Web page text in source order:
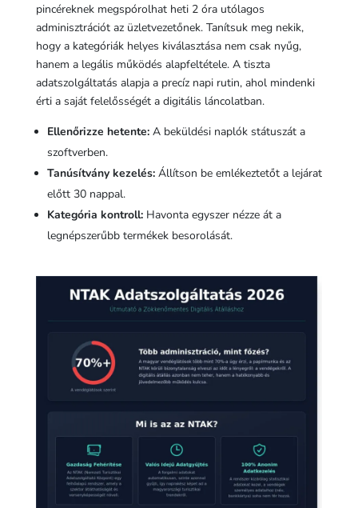
pincéreknek megspórolhat heti 2 óra utólagos
adminisztrációt az üzletvezetőnek. Tanítsuk meg nekik,
hogy a kategóriák helyes kiválasztása nem csak nyűg,
hanem a legális működés alapfeltétele. A tiszta
adatszolgáltatás alapja a precíz napi rutin, ahol mindenki
érti a saját felelősségét a digitális láncolatban.
Ellenőrizze hetente:A beküldési naplók státuszát a
szoftverben.
Tanúsítvány kezelés:Állítson be emlékeztetőt a lejárat
előtt 30 nappal.
Kategória kontroll:Havonta egyszer nézze át a
legnépszerűbb termékek besorolását.